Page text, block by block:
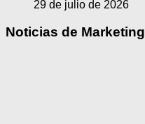
29 de julio de 2026
Noticias de Marketing